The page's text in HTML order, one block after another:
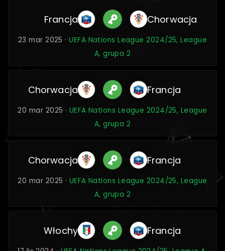
Francja Chorwacja
23 mar 2025 ·UEFA Nations League 2024/25, League
A, grupa 2
Chorwacja Francja
20 mar 2025 · UEFA Nations League 2024/25, League
A, grupa 2
Chorwacja Francja
20 mar 2025 · UEFA Nations League 2024/25, League
A, grupa 2
Włochy Francja